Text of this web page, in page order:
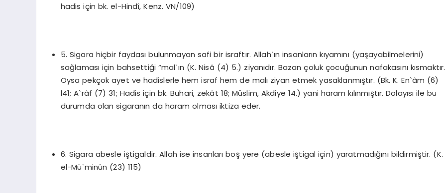
hadis için bk. el-Hindî, Kenz. VN/109)
5. Sigara hiçbir faydası bulunmayan safi bir israftır. Allah`ın insanların kıyamını (yaşayabilmelerini)
sağlaması için bahsettiği “mal`ın (K. Nisâ (4) 5.) ziyanıdır. Bazan çoluk çocuğunun nafakasını kısmaktır.
Oysa pekçok ayet ve hadislerle hem israf hem de malı ziyan etmek yasaklanmıştır. (Bk. K. En`âm (6)
l41; A`râf (7) 31; Hadis için bk. Buhari, zekât 18; Müslim, Akdiye 14.) yani haram kılınmıştır. Dolayısı ile bu
durumda olan sigaranın da haram olması iktiza eder.
6. Sigara abesle iştigaldir. Allah ise insanları boş yere (abesle iştigal için) yaratmadığını bildirmiştir. (K.
el-Mü`minûn (23) 115)